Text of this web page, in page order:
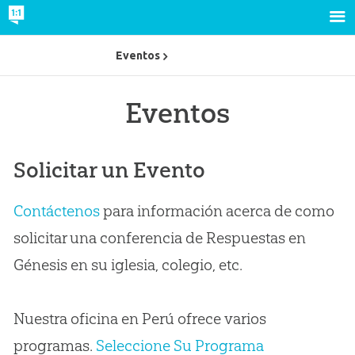
Eventos
Solicitar un Evento
Contáctenospara información acerca de como
solicitar una conferencia de Respuestas en
Génesis en su iglesia, colegio, etc.
Nuestra oficina en Perú ofrece varios
programas. Seleccione Su Programa
Eventos